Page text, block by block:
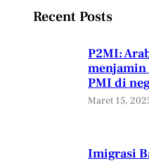
Recent Posts
P2MI:
menjamin
PMI di
Maret 15,
Imigrasi